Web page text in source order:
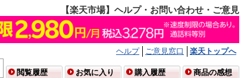
【楽天市場】ヘルプ・お問い合わせ・ご意見
ヘルプ ご意見窓口
楽天トップへ
閲覧履歴 お気に入り 購入履歴 商品の感想